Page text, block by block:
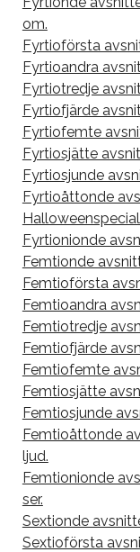
om.
Fyrtioförsta
Fyrtioandra
Fyrtiotredje
Fyrtiofjärde
Fyrtiofemte
Fyrtiosjätte
Fyrtiosjunde
Fyrtioåttonde
Fyrtionionde
Femtionde
Femtioförsta
Femtioandra
Femtiotredje
Femtiofjärde
Femtiofemte
Femtiosjätte
Femtiosjunde
Femtioåttonde
ljud.
Femtionionde
ser.
Sextionde
Sextioförsta